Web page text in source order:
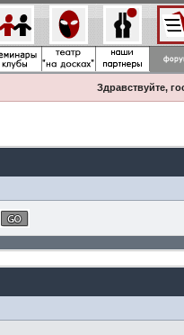
Здравствуйте,